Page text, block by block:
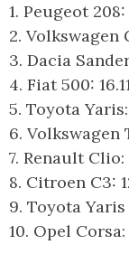
1. Peugeot 208:
2. Volkswagen
3. Dacia
4. Fiat 500:
5. Toyota Yaris:
6. Volkswagen
7. Renault Clio:
8. Citroen C3:
9. Toyota Yaris
10. Opel Corsa: